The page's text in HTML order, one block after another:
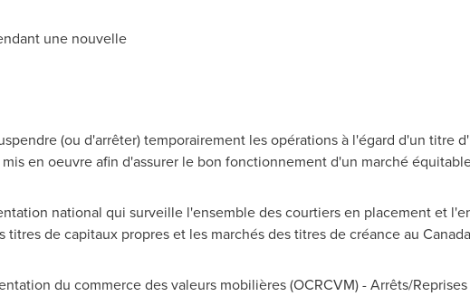
une nouvelle
(ou d'arrêter) temporairement les opérations à l'égard d'un titre
en oeuvre afin d'assurer le bon fonctionnement d'un marché
national qui surveille l'ensemble des courtiers en placement et
de capitaux propres et les marchés des titres de créance au Canada
du commerce des valeurs mobilières (OCRCVM) - Arrêts/Reprises